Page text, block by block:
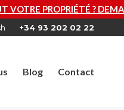
PROPRIÉTÉ ?
+34 93 202 02 22
Blog Contact